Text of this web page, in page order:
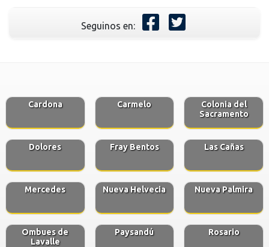
Seguinos en:
Cardona Carmelo
Colonia del
Sacramento
Dolores Fray Bentos Las Cañas
Mercedes Nueva Helvecia Nueva Palmira
Ombues de
Lavalle
Paysandú Rosario